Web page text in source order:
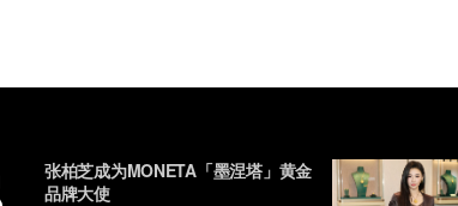
张柏芝成为MONETA「墨涅塔」黄金
品牌大使